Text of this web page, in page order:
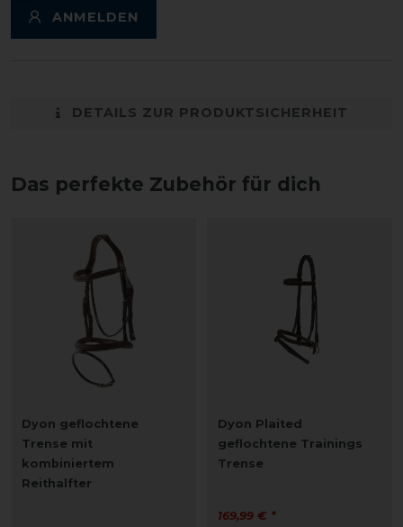
ANMELDEN
DETAILS ZUR PRODUKTSICHERHEIT
Das perfekte Zubehör für dich
Dyon geflochtene
Trense mit
kombiniertem
Reithalfter
Dyon Plaited
geflochtene Trainings
Trense
169,99 € *